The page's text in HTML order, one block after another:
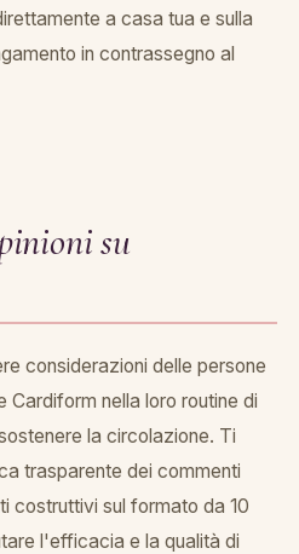
a casa tua e sulla
in contrassegno al
su
considerazioni delle persone
Cardiform nella loro routine di
la circolazione. Ti
trasparente dei commenti
costruttivi sul formato da 10
l'efficacia e la qualità di